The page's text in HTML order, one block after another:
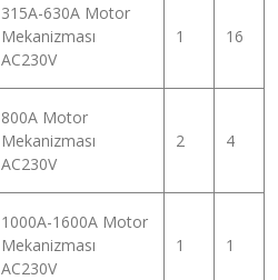
315A-630A Motor
Mekanizması
AC230V
1 16
800A Motor
Mekanizması
AC230V
2 4
1000A-1600A Motor
Mekanizması
AC230V
1 1